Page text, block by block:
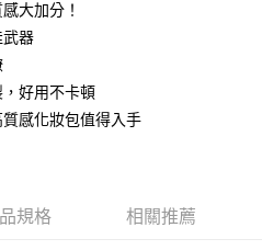
中國信託商業銀行
付款」的支付方式。 讓您購物簡單
、不需儲值。
免運費
大加分！
武器
好用不卡頓
感化妝包值得入手
規格 相關推薦